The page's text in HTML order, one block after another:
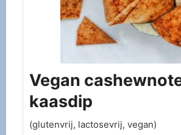
Vegan
kaasdip
(glutenvrij, lactosevrij, vegan)